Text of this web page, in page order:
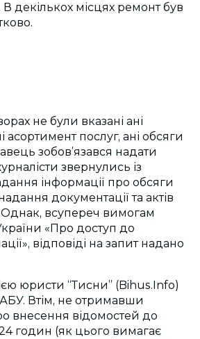
В декількох місцях ремонт був
не були вказані ані
асортимент послуг, ані обсяги
зобов’язався надати
звернулись із
інформації про обсяги
документації та актів
Однак, всупереч вимогам
«Про доступ до
відповіді на запит надано
юристи “Тисни” (Bihus.Info)
Втім, не отримавши
внесення відомостей до
годин (як цього вимагає